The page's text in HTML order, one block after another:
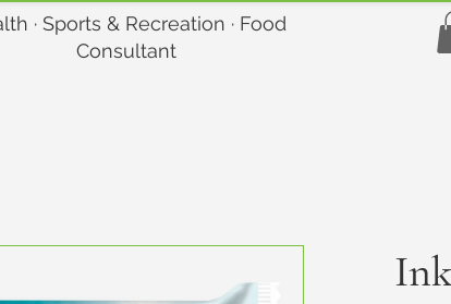
· Sports & Recreation · Food
Consultant